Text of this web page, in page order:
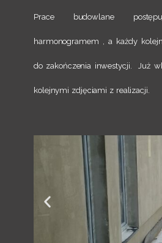
Prace budowlane
harmonogramem , a każdy
do zakończenia inwestycji. Już
kolejnymi zdjęciami z realizacji.